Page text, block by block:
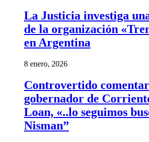
La Justicia investiga
de la organización
en Argentina
8 enero, 2026
Controvertido
gobernador de
Loan, «..lo seguimos
Nisman”